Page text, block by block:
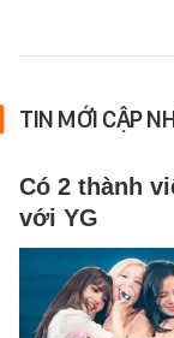
TIN MỚI CẬP
Có 2 thành
với YG